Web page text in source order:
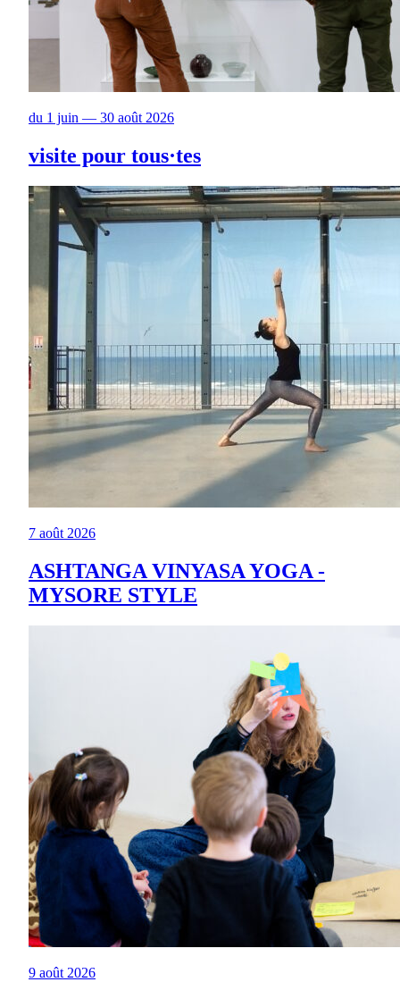
du 1 juin — 30 août 2026
visite pour tous·tes
7 août 2026
ASHTANGA VINYASA YOGA -
MYSORE STYLE
9 août 2026